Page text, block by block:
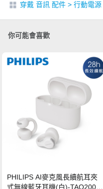
穿戴 音訊 配件 > 行動電源
你可能會喜歡
PHILIPS AI麥克風長續航耳夾
式無線藍牙耳機(白)-TAQ2000